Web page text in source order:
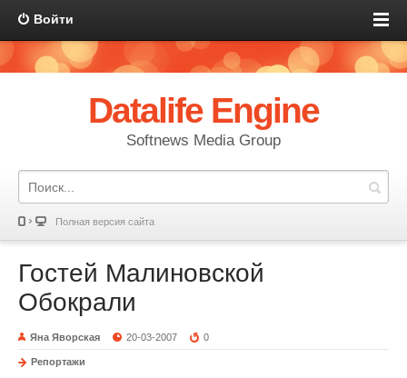
Войти
Datalife Engine
Softnews Media Group
Полная версия сайта
Гостей Малиновской
Обокрали
Яна Яворская 20-03-2007 0
Репортажи